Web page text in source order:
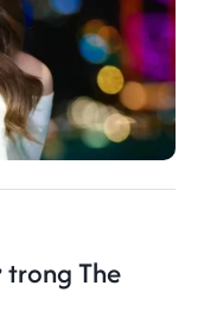
trong The